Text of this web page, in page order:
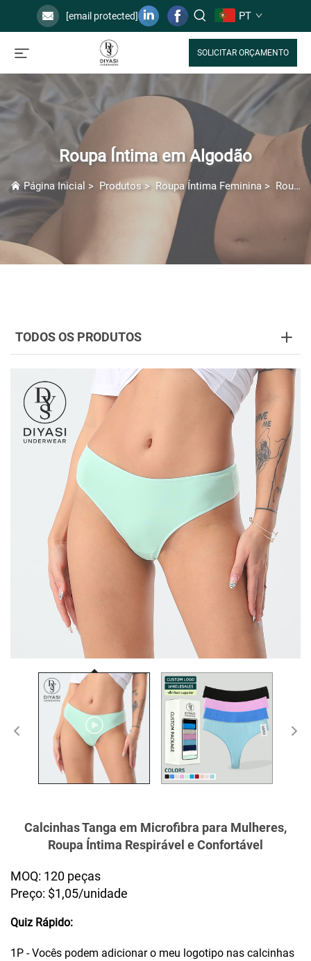
[email protected] PT
SOLICITAR ORÇAMENTO
Roupa Íntima em Algodão
Página Inicial > Produtos> Roupa Íntima Feminina > Roupa Íntima em Algodão
TODOS OS PRODUTOS
Calcinhas Tanga em Microfibra para Mulheres,
Roupa Íntima Respirável e Confortável
MOQ: 120 peças
Preço: $1,05/unidade
Quiz Rápido:
1P - Vocês podem adicionar o meu logotipo nas calcinhas